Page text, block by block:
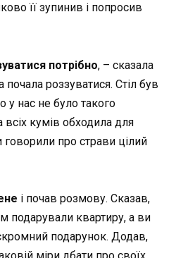
її зупинив і попросив
потрібно, – сказала
роззуватися. Стіл був
нас не було такого
всіх кумів обходила для
про страви цілий
і почав розмову. Сказав,
подарували квартиру, а ви
подарунок. Додав,